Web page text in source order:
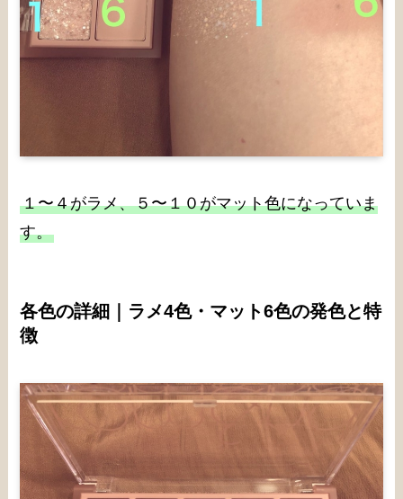
１〜４がラメ、５〜１０がマット色になっていま
す。
各色の詳細｜ラメ4色・マット6色の発色と特
徴